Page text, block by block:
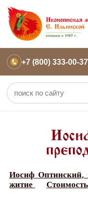
+7 (800) 333-00-37
Иосиф Оптинский,
житие